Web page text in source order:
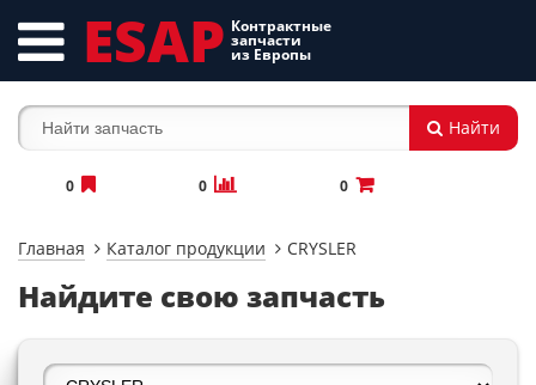
ESAP Контрактные
запчасти
из Европы
Найти
0 0 0
Главная Каталог продукции CRYSLER
Найдите свою запчасть